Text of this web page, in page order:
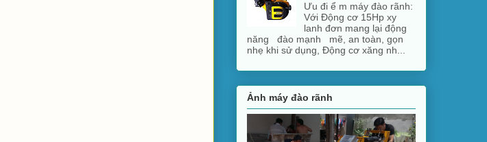
Ưu đi ể m máy đào rãnh:
Với Động cơ 15Hp xy
lanh đơn mang lại động
năng đào mạnh mẽ, an toàn, gọn
nhẹ khi sử dụng, Động cơ xăng nh...
Ảnh máy đào rãnh